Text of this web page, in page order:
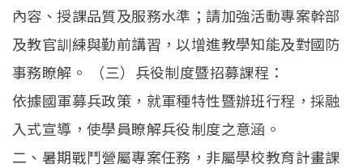
內容、授課品質及服務水準；請加強活動專案幹部
及教官訓練與勤前講習，以增進教學知能及對國防
事務瞭解。 （三）兵役制度暨招募課程：
依據國軍募兵政策，就軍種特性暨辦班行程，採融
入式宣導，使學員瞭解兵役制度之意涵。
二、暑期戰鬥營屬專案任務，非屬學校教育計畫課